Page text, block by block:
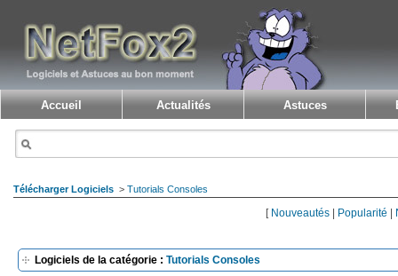
Accueil Actualités Astuces
Télécharger Logiciels >Tutorials Consoles
[ Nouveautés Popularité
Logiciels de la catégorie : Tutorials Consoles